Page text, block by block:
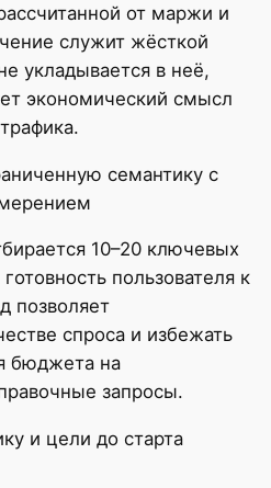
от маржи и
служит жёсткой
укладывается в неё,
экономический смысл
семантику с
10–20 ключевых
пользователя к
позволяет
спроса и избежать
бюджета на
запросы.
и цели до старта